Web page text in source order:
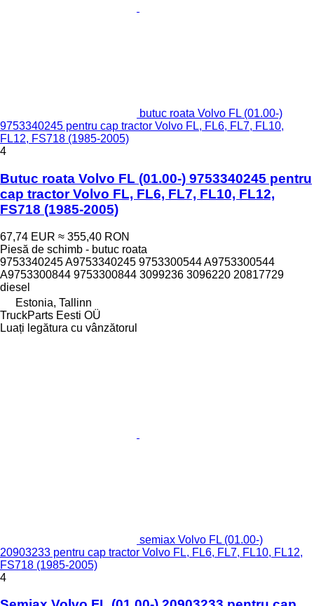
butuc roata Volvo FL (01.00-)
9753340245 pentru cap tractor Volvo FL, FL6, FL7, FL10,
FL12, FS718 (1985-2005)
4
Butuc roata Volvo FL (01.00-) 9753340245 pentru
cap tractor Volvo FL, FL6, FL7, FL10, FL12,
FS718 (1985-2005)
67,74 EUR ≈ 355,40 RON
Piesă de schimb - butuc roata
9753340245 A9753340245 9753300544 A9753300544
A9753300844 9753300844 3099236 3096220 20817729
diesel
Estonia, Tallinn
TruckParts Eesti OÜ
Luați legătura cu vânzătorul
semiax Volvo FL (01.00-)
20903233 pentru cap tractor Volvo FL, FL6, FL7, FL10, FL12,
FS718 (1985-2005)
4